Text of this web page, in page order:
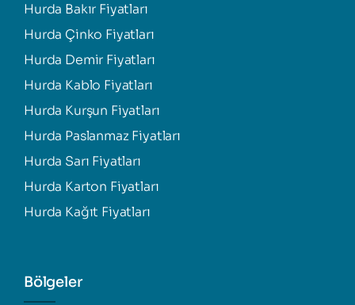
Hurda Bakır Fiyatları
Hurda Çinko Fiyatları
Hurda Demir Fiyatları
Hurda Kablo Fiyatları
Hurda Kurşun Fiyatları
Hurda Paslanmaz Fiyatları
Hurda Sarı Fiyatları
Hurda Karton Fiyatları
Hurda Kağıt Fiyatları
Bölgeler